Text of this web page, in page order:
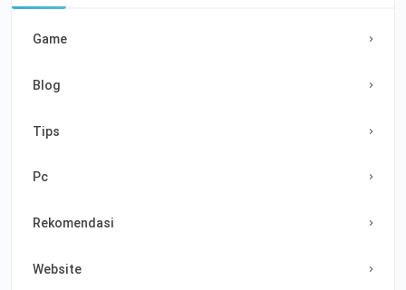
Game
Blog
Tips
Pc
Rekomendasi
Website